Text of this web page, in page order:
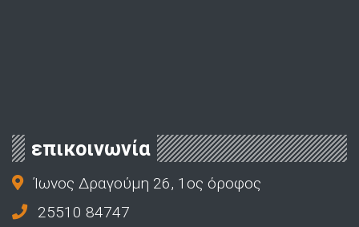
επικοινωνία
Ίωνος Δραγούμη 26, 1ος όροφος
25510 84747